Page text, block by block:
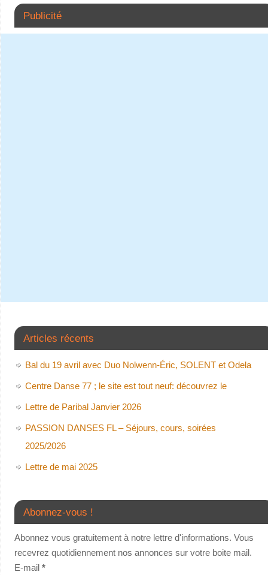
Publicité
Articles récents
Bal du 19 avril avec Duo Nolwenn-Éric, SOLENT et Odela
Centre Danse 77 ; le site est tout neuf: découvrez le
Lettre de Paribal Janvier 2026
PASSION DANSES FL – Séjours, cours, soirées
2025/2026
Lettre de mai 2025
Abonnez-vous !
Abonnez vous gratuitement à notre lettre d'informations. Vous
recevrez quotidiennement nos annonces sur votre boite mail.
E-mail *